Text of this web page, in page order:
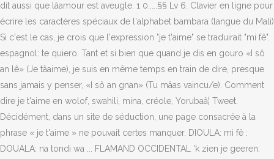
dit aussi que lâamour est aveugle. 1 0.....§§ Lv 6. Clavier en ligne pour
écrire les caractères spéciaux de l'alphabet bambara (langue du Mali)
Si c'est le cas, je crois que l'expression "je t'aime" se traduirait "mi fê".
espagnol: te quiero. Tant et si bien que quand je dis en gouro «I sô
an lê» (Je tâaime), je suis en même temps en train de dire, presque
sans jamais y penser, «I sô an gnan» (Tu mâas vaincu/e). Comment
dire je t'aime en wolof, swahili, mina, créole, Yorubaâ¦ Tweet.
Décidément, dans un site de séduction, une page consacrée à la
phrase « je t'aime » ne pouvait certes manquer. DIOULA: mi fê :
DOUALA: na tondi wa ... FLAMAND OCCIDENTAL 'k zien je geeren: